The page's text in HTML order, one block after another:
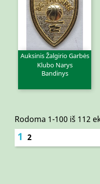
Auksinis Žalgirio Garbės
Klubo Narys
Bandinys
Rodoma 1-100 iš 112
1 2